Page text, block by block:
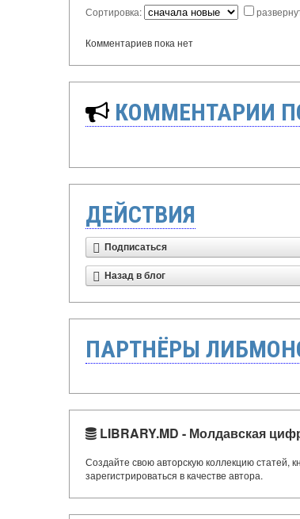
Сортировка:
Комментариев пока нет
КОММЕНТАРИИ
ДЕЙСТВИЯ
Подписаться
Назад в блог
ПАРТНЁРЫ
LIBRARY.MD - Молдавская
Создайте свою авторскую коллекцию статей,
зарегистрироваться в качестве автора.